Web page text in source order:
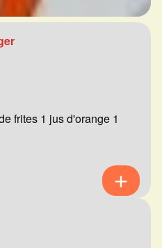
frites 1 jus d'orange 1